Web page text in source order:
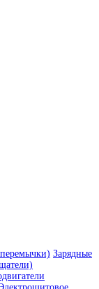
Зарядные